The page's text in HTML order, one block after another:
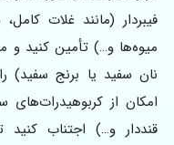
فیبردار (مانند غلات
میوه‌ها و…) تأمین کنید
نان سفید یا برنج سفید)
امکان از
قنددار و…) اجتناب